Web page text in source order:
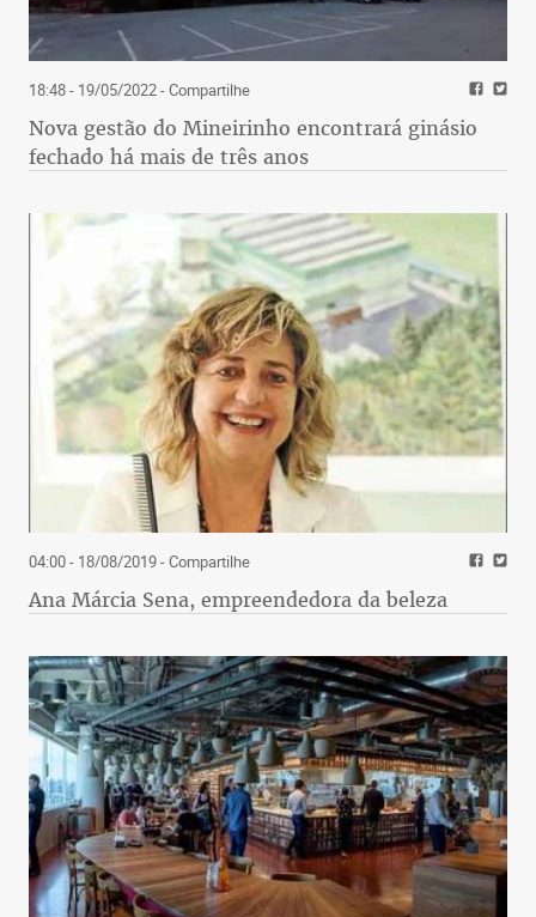
18:48 - 19/05/2022- Compartilhe
Nova gestão do Mineirinho encontrará ginásio
fechado há mais de três anos
04:00 - 18/08/2019- Compartilhe
Ana Márcia Sena, empreendedora da beleza